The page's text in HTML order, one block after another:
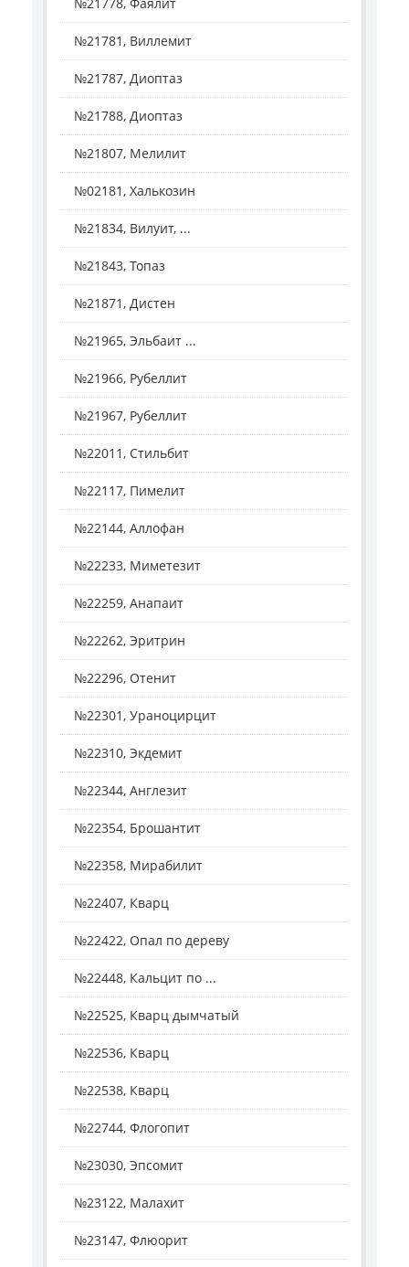
№21781, Виллемит
№21787, Диоптаз
№21788, Диоптаз
№21807, Мелилит
№02181, Халькозин
№21834, Вилуит, ...
№21843, Топаз
№21871, Дистен
№21965, Эльбаит ...
№21966, Рубеллит
№21967, Рубеллит
№22011, Стильбит
№22117, Пимелит
№22144, Аллофан
№22233, Миметезит
№22259, Анапаит
№22262, Эритрин
№22296, Отенит
№22301, Ураноцирцит
№22310, Экдемит
№22344, Англезит
№22354, Брошантит
№22358, Мирабилит
№22407, Кварц
№22422, Опал по дереву
№22448, Кальцит по ...
№22525, Кварц дымчатый
№22536, Кварц
№22538, Кварц
№22744, Флогопит
№23030, Эпсомит
№23122, Малахит
№23147, Флюорит